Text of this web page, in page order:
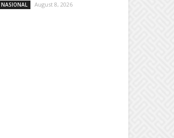
NASIONAL August 8, 2026